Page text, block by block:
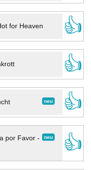
for Heaven
👍
👍
neu
👍
neu
por Favor -
👍